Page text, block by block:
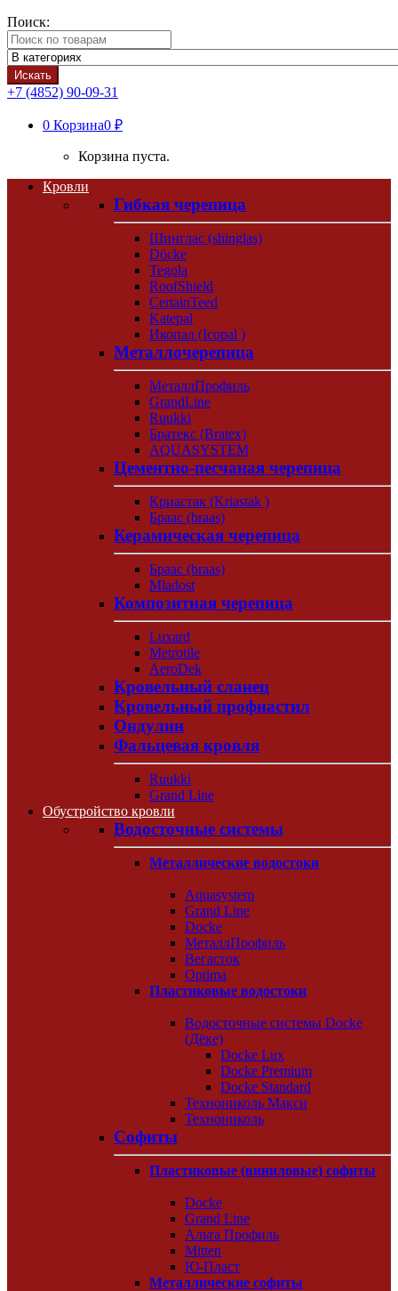
Поиск:
Искать
+7 (4852) 90-09-31
0 Корзина0 ₽
Корзина пуста.
Кровли
Гибкая черепица
Шинглас (shinglas)
Döcke
Tegola
RoofShield
CertainTeed
Katepal
Икопал (Icopal )
Металлочерепица
МеталлПрофиль
GrandLine
Ruukki
Братекс (Bratex)
AQUASYSTEM
Цементно-песчаная черепица
Криастак (Kriastak )
Браас (braas)
Керамическая черепица
Браас (braas)
Mladost
Композитная черепица
Luxard
Metrotile
AeroDek
Кровельный сланец
Кровельный профнастил
Ондулин
Фальцевая кровля
Ruukki
Grand Line
Обустройство кровли
Водосточные системы
Металлические водостоки
Aquasystem
Grand Line
Docke
МеталлПрофиль
Вегасток
Optima
Пластиковые водостоки
Водосточные системы Docke
(Дёке)
Docke Lux
Docke Premium
Docke Standard
Технониколь Макси
Технониколь
Софиты
Пластиковые (виниловые) софиты
Docke
Grand Line
Альта Профиль
Mitten
Ю-Пласт
Металлические софиты